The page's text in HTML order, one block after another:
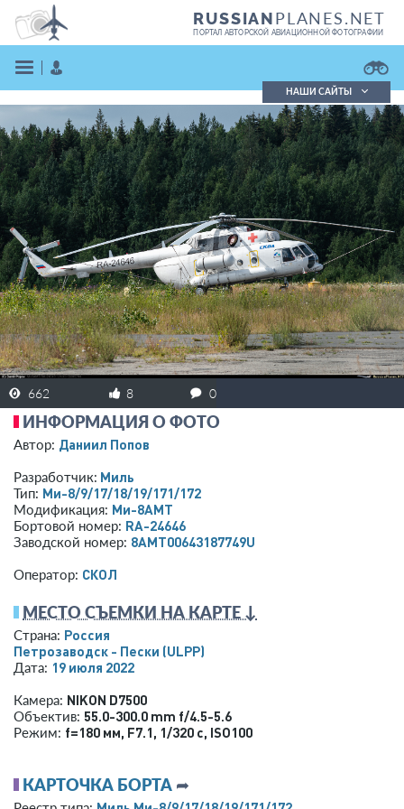
RUSSIANPLANES.NET
ПОРТАЛ АВТОРСКОЙ АВИАЦИОННОЙ ФОТОГРАФИИ
ВОЙТИ
ЗАРЕГИСТРИРОВАТЬСЯ
Поиск фотографий
Поиск в реестре
Кратко
Подробно
НАШИ САЙТЫ
662 8 0
ИНФОРМАЦИЯ О ФОТО
Автор: Даниил Попов
Разработчик: Миль
Тип: Ми-8/9/17/18/19/171/172
Модификация: Ми-8АМТ
Бортовой номер: RA-24646
Заводской номер: 8AMT00643187749U
Оператор: СКОЛ
МЕСТО СЪЕМКИ НА КАРТЕ ↓
Страна: Россия
Петрозаводск - Пески (ULPP)
Дата: 19 июля 2022
Камера: NIKON D7500
Объектив: 55.0-300.0 mm f/4.5-5.6
Режим: f=180 мм, F7.1, 1/320 с, ISO100
КАРТОЧКА БОРТА ➦